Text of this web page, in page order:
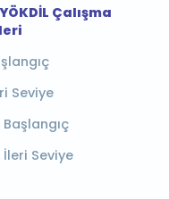
Çalışma
Seviye
Başlangıç
İleri Seviye